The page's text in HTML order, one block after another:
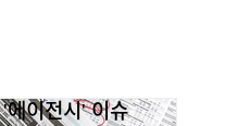
이전시' 이슈